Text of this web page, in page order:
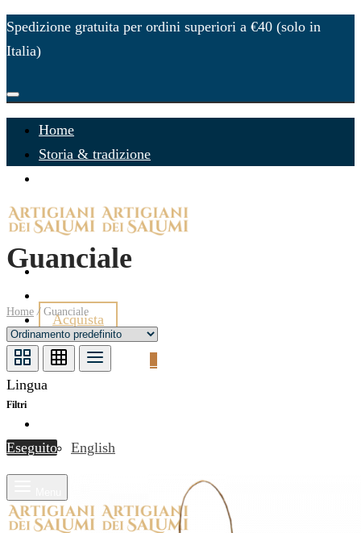
Spedizione gratuita per ordini superiori a €40 (solo in
Italia)
Home
Storia & tradizione
Idee Regalo
Acquista
Accedi Carrello
Lingua
English
Guanciale
Home /Guanciale
Filtri
Eseguito